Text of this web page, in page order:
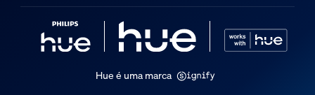
Hue é uma marca